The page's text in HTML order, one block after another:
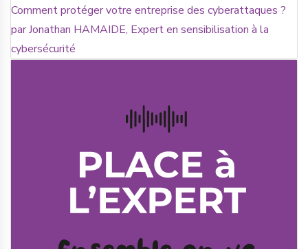
Comment protéger votre entreprise des cyberattaques ?
par Jonathan HAMAIDE, Expert en sensibilisation à la
cybersécurité